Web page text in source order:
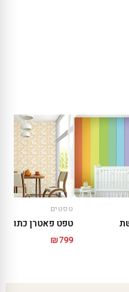
טפטים
טפט פאטרן כתום
₪799